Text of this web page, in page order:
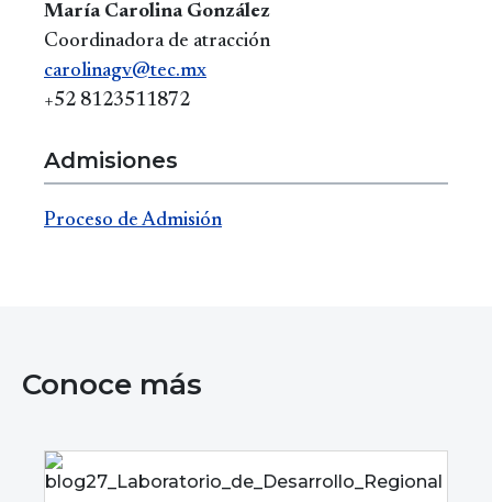
María Carolina González
Coordinadora de atracción
carolinagv@tec.mx
+52 8123511872
Admisiones
Proceso de Admisión
Conoce más